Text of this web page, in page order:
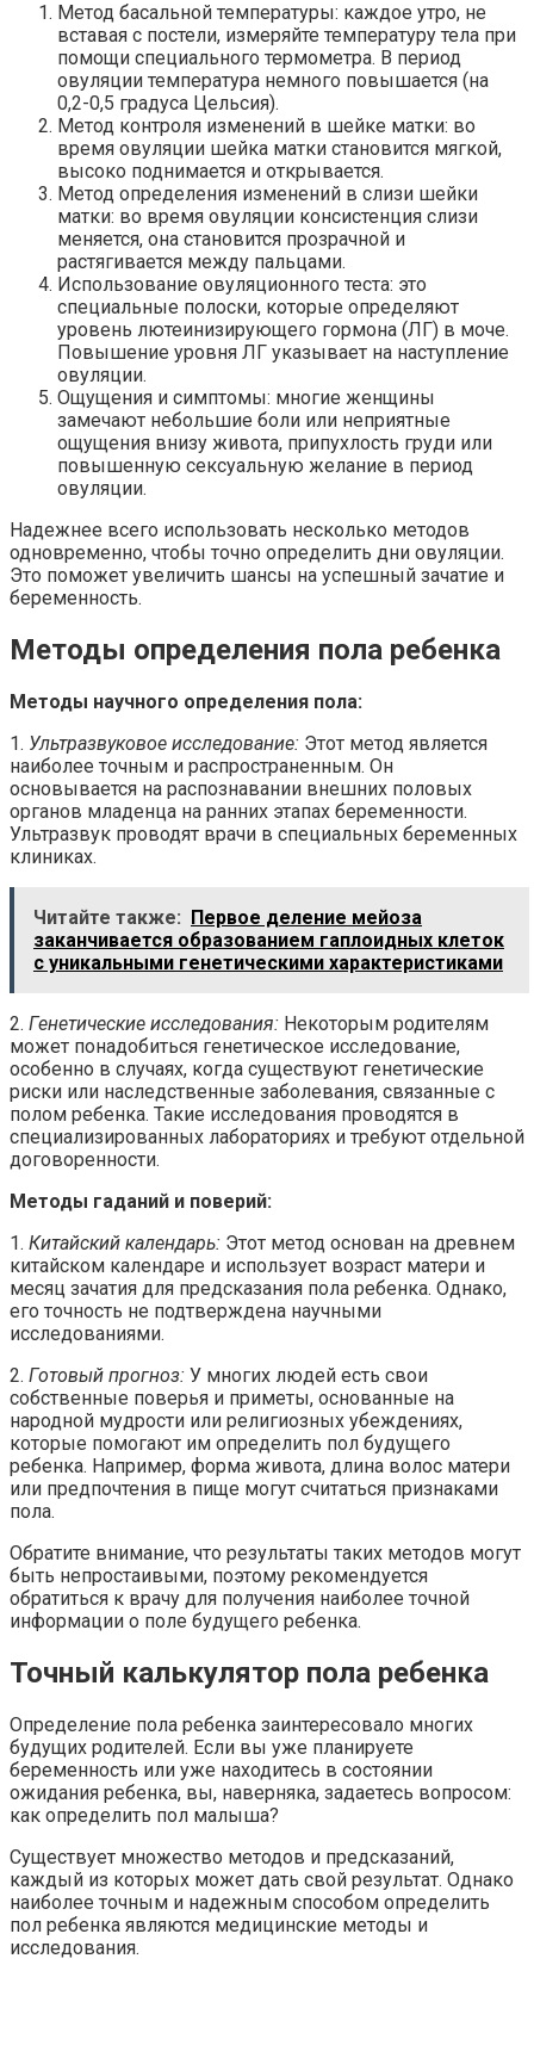
Метод басальной температуры: каждое утро, не
вставая с постели, измеряйте температуру тела при
помощи специального термометра. В период
овуляции температура немного повышается (на
0,2-0,5 градуса Цельсия).
Метод контроля изменений в шейке матки: во
время овуляции шейка матки становится мягкой,
высоко поднимается и открывается.
Метод определения изменений в слизи шейки
матки: во время овуляции консистенция слизи
меняется, она становится прозрачной и
растягивается между пальцами.
Использование овуляционного теста: это
специальные полоски, которые определяют
уровень лютеинизирующего гормона (ЛГ) в моче.
Повышение уровня ЛГ указывает на наступление
овуляции.
Ощущения и симптомы: многие женщины
замечают небольшие боли или неприятные
ощущения внизу живота, припухлость груди или
повышенную сексуальную желание в период
овуляции.
Надежнее всего использовать несколько методов
одновременно, чтобы точно определить дни овуляции.
Это поможет увеличить шансы на успешный зачатие и
беременность.
Методы определения пола ребенка
Методы научного определения пола:
1. Ультразвуковое исследование: Этот метод является
наиболее точным и распространенным. Он
основывается на распознавании внешних половых
органов младенца на ранних этапах беременности.
Ультразвук проводят врачи в специальных беременных
клиниках.
Читайте также:
Первое деление мейоза
заканчивается образованием гаплоидных клеток
с уникальными генетическими характеристиками
2. Генетические исследования: Некоторым родителям
может понадобиться генетическое исследование,
особенно в случаях, когда существуют генетические
риски или наследственные заболевания, связанные с
полом ребенка. Такие исследования проводятся в
специализированных лабораториях и требуют отдельной
договоренности.
Методы гаданий и поверий:
1. Китайский календарь: Этот метод основан на древнем
китайском календаре и использует возраст матери и
месяц зачатия для предсказания пола ребенка. Однако,
его точность не подтверждена научными
исследованиями.
2. Готовый прогноз: У многих людей есть свои
собственные поверья и приметы, основанные на
народной мудрости или религиозных убеждениях,
которые помогают им определить пол будущего
ребенка. Например, форма живота, длина волос матери
или предпочтения в пище могут считаться признаками
пола.
Обратите внимание, что результаты таких методов могут
быть непростаивыми, поэтому рекомендуется
обратиться к врачу для получения наиболее точной
информации о поле будущего ребенка.
Точный калькулятор пола ребенка
Определение пола ребенка заинтересовало многих
будущих родителей. Если вы уже планируете
беременность или уже находитесь в состоянии
ожидания ребенка, вы, наверняка, задаетесь вопросом:
как определить пол малыша?
Существует множество методов и предсказаний,
каждый из которых может дать свой результат. Однако
наиболее точным и надежным способом определить
пол ребенка являются медицинские методы и
исследования.